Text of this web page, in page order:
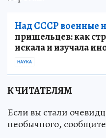
Над СССР военные
пришельцев: как
искала и изучала
НАУКА
К ЧИТАТЕЛЯМ
Если вы стали
необычного,